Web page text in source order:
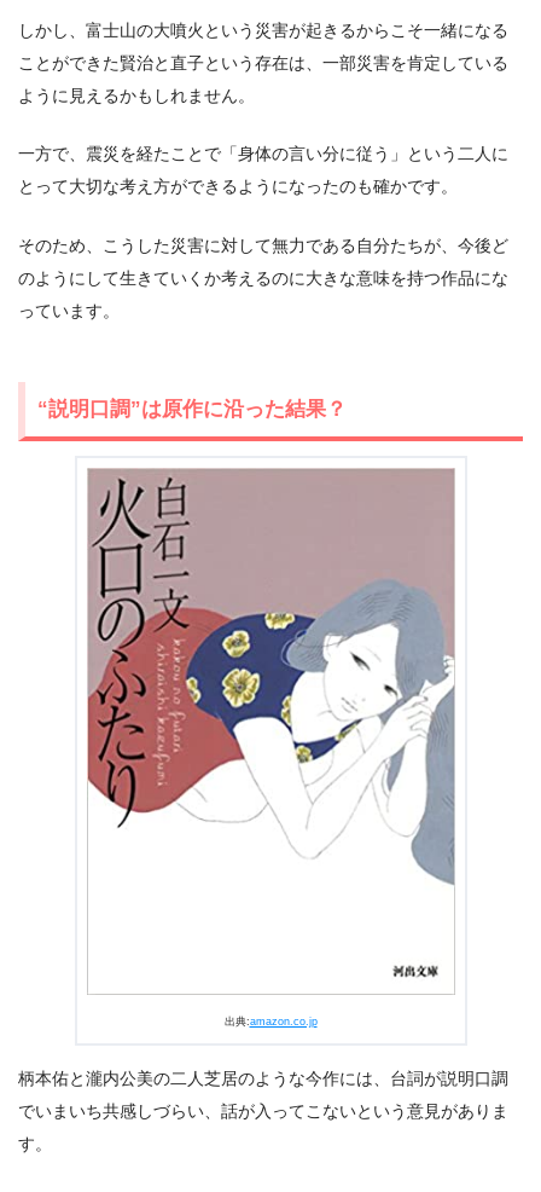
しかし、富士山の大噴火という災害が起きるからこそ一緒になる
ことができた賢治と直子という存在は、一部災害を肯定している
ように見えるかもしれません。
一方で、震災を経たことで「身体の言い分に従う」という二人に
とって大切な考え方ができるようになったのも確かです。
そのため、こうした災害に対して無力である自分たちが、今後ど
のようにして生きていくか考えるのに大きな意味を持つ作品にな
っています。
“説明口調”は原作に沿った結果？
出典:amazon.co.jp
柄本佑と瀧内公美の二人芝居のような今作には、台詞が説明口調
でいまいち共感しづらい、話が入ってこないという意見がありま
す。